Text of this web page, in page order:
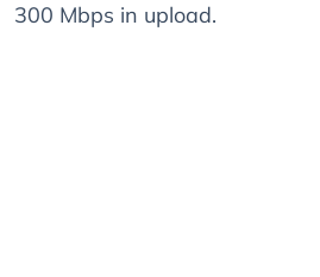
300 Mbps in upload.